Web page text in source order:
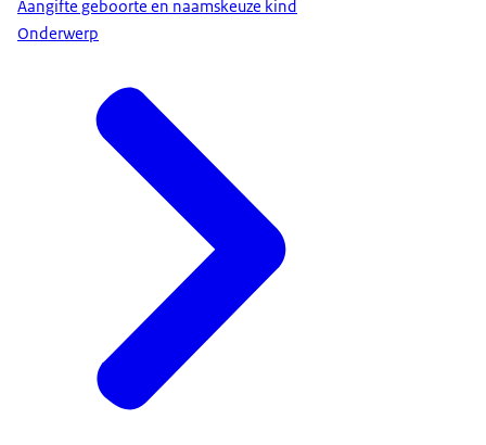
Aangifte geboorte en naamskeuze kind
Onderwerp